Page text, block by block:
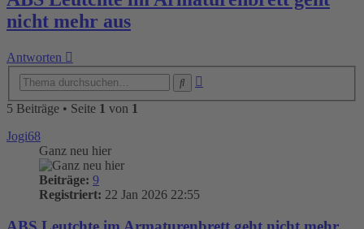
nicht mehr aus
Antworten
5 Beiträge • Seite 1 von 1
Jogi68
Ganz neu hier
Beiträge: 9
Registriert: 22 Jan 2026 22:55